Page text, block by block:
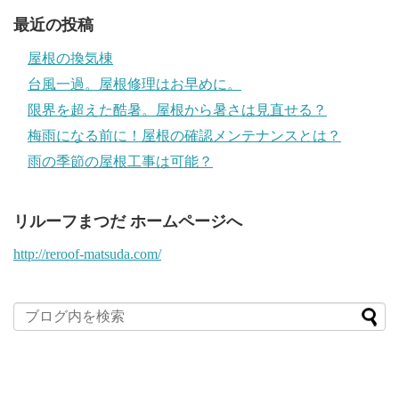
最近の投稿
屋根の換気棟
台風一過。屋根修理はお早めに。
限界を超えた酷暑。屋根から暑さは見直せる？
梅雨になる前に！屋根の確認メンテナンスとは？
雨の季節の屋根工事は可能？
リルーフまつだ ホームページへ
http://reroof-matsuda.com/